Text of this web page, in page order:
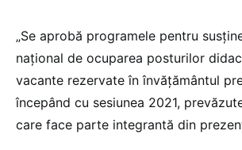
„Se aprobă programele pentru
național de ocuparea posturilor
vacante rezervate în învățământul
începând cu sesiunea 2021,
care face parte integrantă din